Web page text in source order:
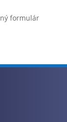
formulár